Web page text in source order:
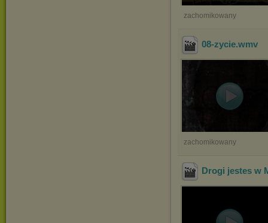
zachomikowany
08-zycie.wmv
zachomikowany
Drogi jestes w